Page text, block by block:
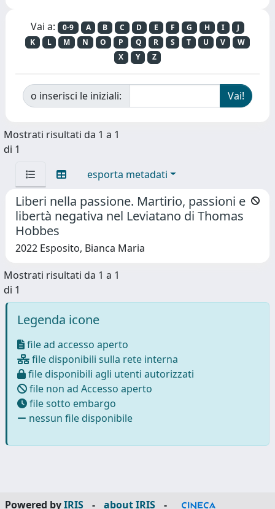
Vai a: 0-9 A B C D E F G H I
J
K
L M N O P Q R S T U V
W
X
Y Z
o inserisci le iniziali:
Mostrati risultati da 1 a 1
di 1
esporta metadati
Liberi nella passione. Martirio, passioni e
libertà negativa nel Leviatano di Thomas
Hobbes
2022 Esposito, Bianca Maria
Mostrati risultati da 1 a 1
di 1
Legenda icone
file ad accesso aperto
file disponibili sulla rete interna
file disponibili agli utenti autorizzati
file non ad Accesso aperto
file sotto embargo
nessun file disponibile
Powered byIRIS - about IRIS -